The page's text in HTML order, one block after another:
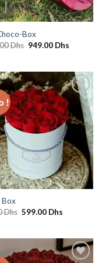
Box
Dhs Le
1,049.00 Dhs.
949.00 DhsLe
949.00
!
Ajouter
wishlist
Box
Dhs Le
599.00 DhsLe
599.00